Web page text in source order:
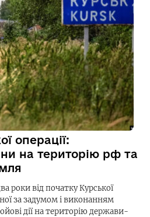
операції:
на територію рф та
роки від початку Курської
за задумом і виконанням
дії на територію держави-